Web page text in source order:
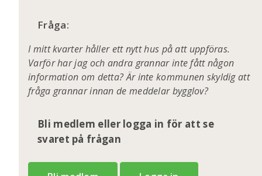
Fråga:
I mitt kvarter håller ett nytt hus på att uppföras.
Varför har jag och andra grannar inte fått någon
information om detta? Är inte kommunen skyldig att
fråga grannar innan de meddelar bygglov?
Bli medlem eller logga in för att se
svaret på frågan